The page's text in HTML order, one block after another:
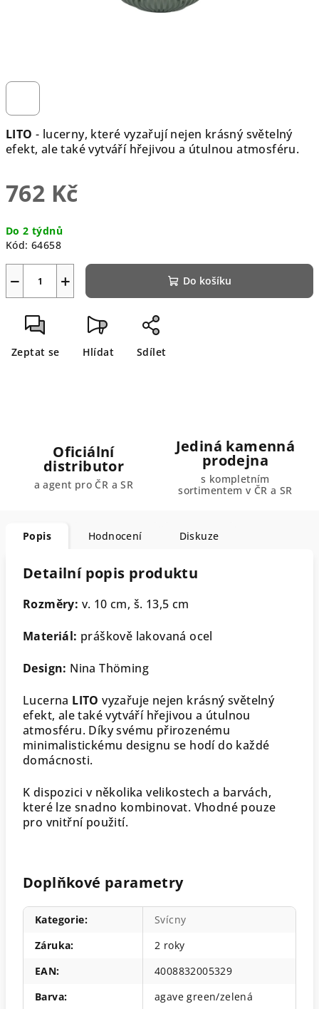
LITO - lucerny, které vyzařují nejen krásný světelný
efekt, ale také vytváří hřejivou a útulnou atmosféru.
762 Kč
cena:
Do 2 týdnů
Kód: 64658
+
− Do košíku
Zeptat se Hlídat Sdílet
Oficiální
distributor
a agent pro ČR a SR
Jediná kamenná
prodejna
s kompletním
sortimentem v ČR a SR
Popis Hodnocení Diskuze
Detailní popis produktu
Rozměry: v. 10 cm, š. 13,5 cm
Materiál: práškově lakovaná ocel
Design: Nina Thöming
Lucerna LITO vyzařuje nejen krásný světelný
efekt, ale také vytváří hřejivou a útulnou
atmosféru. Díky svému přirozenému
minimalistickému designu se hodí do každé
domácnosti.
K dispozici v několika velikostech a barvách,
které lze snadno kombinovat. Vhodné pouze
pro vnitřní použití.
Doplňkové parametry
Kategorie:
Svícny
Záruka:
2 roky
EAN:
4008832005329
Barva:
agave green/zelená